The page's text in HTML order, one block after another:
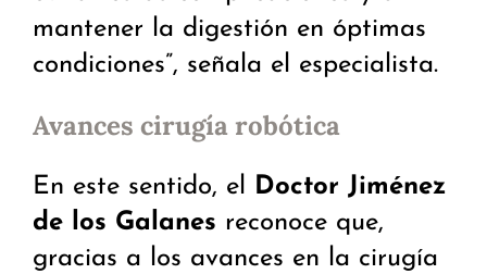
mantener la digestión en óptimas
condiciones”, señala el especialista.
Avances cirugía robótica
En este sentido, el
Doctor Jiménez
de los Galanes reconoce que,
gracias a los avances en la cirugía